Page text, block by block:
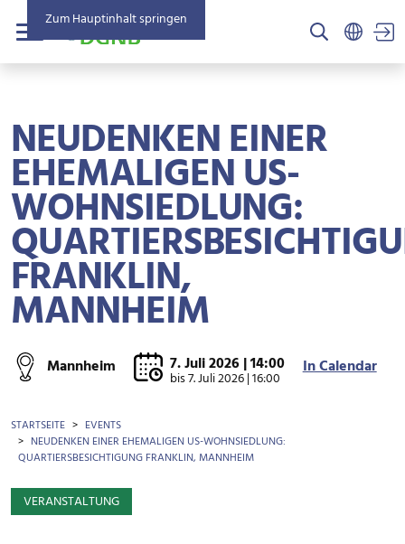
Zum Hauptinhalt springen
Menü
NEUDENKEN EINER
EHEMALIGEN US-
WOHNSIEDLUNG:
FRANKLIN,
MANNHEIM
Mannheim 7. Juli 2026 | 14:00
bis7. Juli 2026 | 16:00 In Calendar
BROTKRÜMEL
STARTSEITE
EVENTS
NEUDENKEN EINER EHEMALIGEN US-WOHNSIEDLUNG:
QUARTIERSBESICHTIGUNG FRANKLIN, MANNHEIM
VERANSTALTUNG